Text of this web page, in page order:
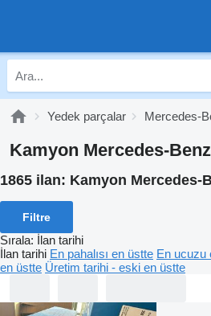
Yedek parçalar Mercedes-
Kamyon Mercedes-
1865 ilan: Kamyon Mercedes-
Filtre
Sırala: İlan tarihi
İlan tarihi En pahalısı en üstte En ucuzu
en üstte Üretim tarihi - eski en üstte